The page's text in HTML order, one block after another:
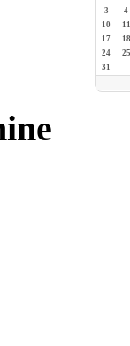
3
4
10
11
17
18
24
25
31